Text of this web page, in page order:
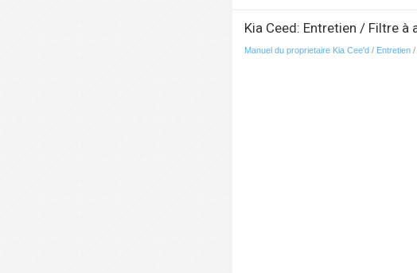
Kia Ceed: Entretien / Filtre à
Manuel du proprietaire Kia Cee'd / Entretien /